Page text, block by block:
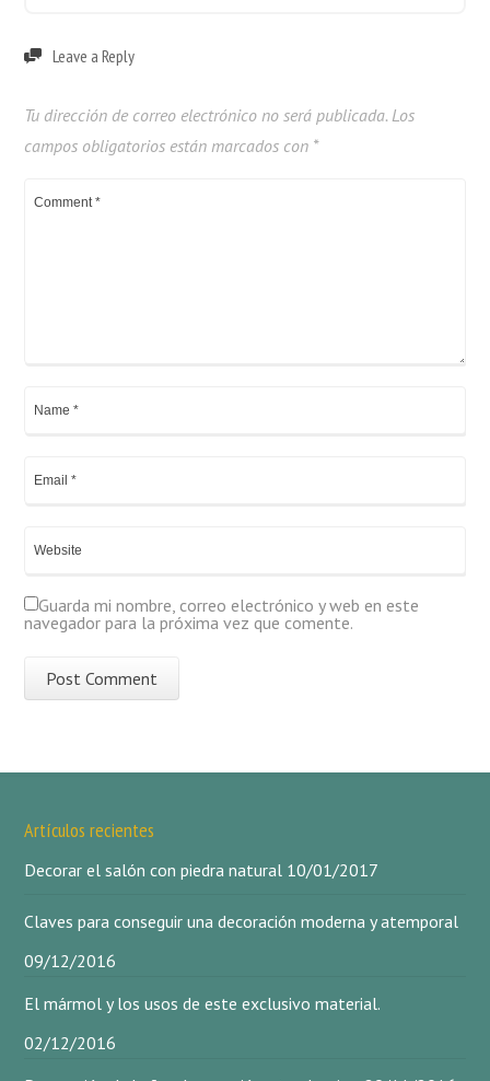
Leave a Reply
Tu dirección de correo electrónico no será publicada. Los
campos obligatorios están marcados con *
Guarda mi nombre, correo electrónico y web en este
navegador para la próxima vez que comente.
Artículos recientes
Decorar el salón con piedra natural 10/01/2017
Claves para conseguir una decoración moderna y atemporal
09/12/2016
El mármol y los usos de este exclusivo material.
02/12/2016